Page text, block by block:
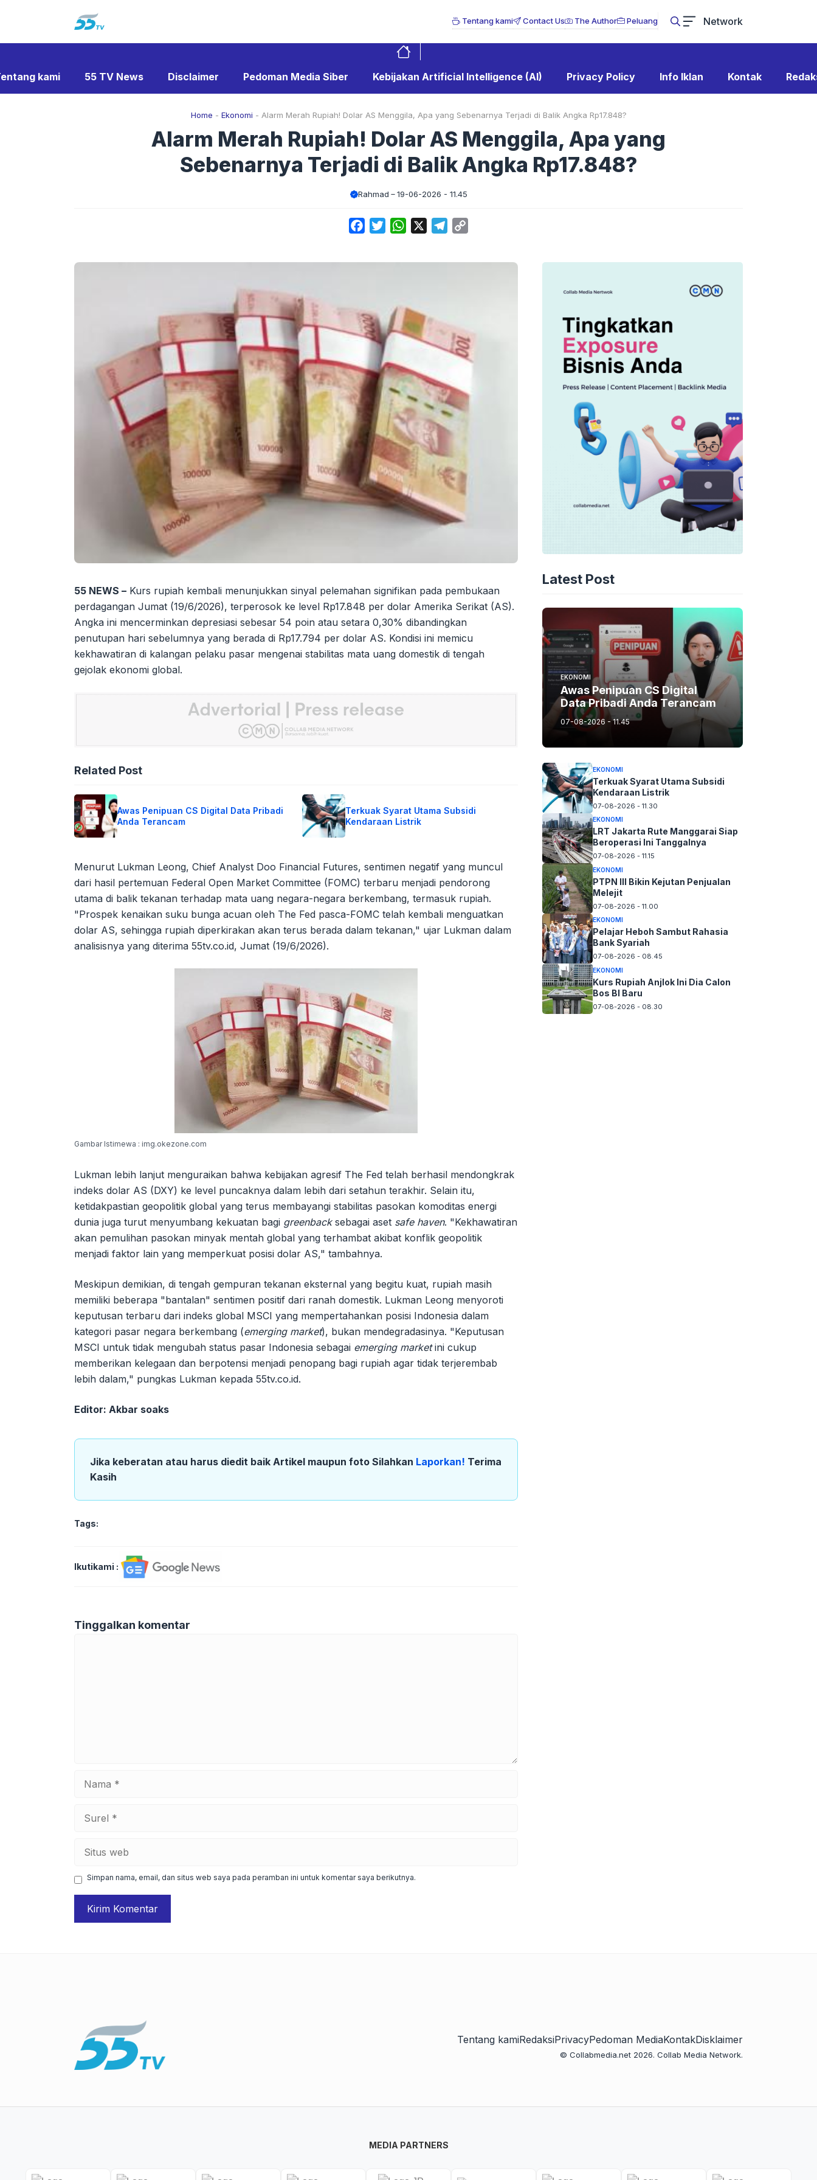
Tentang kami Contact Us The Author Peluang Network
kami 55 TV News Disclaimer Pedoman Media Siber Kebijakan Artificial Intelligence (AI) Privacy Policy Info Iklan Kontak
Home - Ekonomi - Alarm Merah Rupiah! Dolar AS Menggila, Apa yang Sebenarnya Terjadi di Balik Angka Rp17.848?
Alarm Merah Rupiah! Dolar AS Menggila, Apa yang
Sebenarnya Terjadi di Balik Angka Rp17.848?
Rahmad 19-06-2026 - 11.45
FacebookTwitterWhatsApp Telegram
55 NEWS – Kurs rupiah kembali menunjukkan sinyal pelemahan signifikan pada pembukaan
perdagangan Jumat (19/6/2026), terperosok ke level Rp17.848 per dolar Amerika Serikat (AS).
Angka ini mencerminkan depresiasi sebesar 54 poin atau setara 0,30% dibandingkan
penutupan hari sebelumnya yang berada di Rp17.794 per dolar AS. Kondisi ini memicu
kekhawatiran di kalangan pelaku pasar mengenai stabilitas mata uang domestik di tengah
gejolak ekonomi global.
Related Post
Awas Penipuan CS Digital Data Pribadi
Anda Terancam
Terkuak Syarat Utama Subsidi
Kendaraan Listrik
Menurut Lukman Leong, Chief Analyst Doo Financial Futures, sentimen negatif yang muncul
dari hasil pertemuan Federal Open Market Committee (FOMC) terbaru menjadi pendorong
utama di balik tekanan terhadap mata uang negara-negara berkembang, termasuk rupiah.
"Prospek kenaikan suku bunga acuan oleh The Fed pasca-FOMC telah kembali menguatkan
dolar AS, sehingga rupiah diperkirakan akan terus berada dalam tekanan," ujar Lukman dalam
analisisnya yang diterima 55tv.co.id, Jumat (19/6/2026).
Gambar Istimewa : img.okezone.com
Lukman lebih lanjut menguraikan bahwa kebijakan agresif The Fed telah berhasil mendongkrak
indeks dolar AS (DXY) ke level puncaknya dalam lebih dari setahun terakhir. Selain itu,
ketidakpastian geopolitik global yang terus membayangi stabilitas pasokan komoditas energi
dunia juga turut menyumbang kekuatan bagi greenbacksebagai aset safe haven. "Kekhawatiran
akan pemulihan pasokan minyak mentah global yang terhambat akibat konflik geopolitik
menjadi faktor lain yang memperkuat posisi dolar AS," tambahnya.
Meskipun demikian, di tengah gempuran tekanan eksternal yang begitu kuat, rupiah masih
memiliki beberapa "bantalan" sentimen positif dari ranah domestik. Lukman Leong menyoroti
keputusan terbaru dari indeks global MSCI yang mempertahankan posisi Indonesia dalam
kategori pasar negara berkembang (emerging market), bukan mendegradasinya. "Keputusan
MSCI untuk tidak mengubah status pasar Indonesia sebagai emerging marketini cukup
memberikan kelegaan dan berpotensi menjadi penopang bagi rupiah agar tidak terjerembab
lebih dalam," pungkas Lukman kepada 55tv.co.id.
Editor: Akbar soaks
Jika keberatan atau harus diedit baik Artikel maupun foto Silahkan Laporkan! Terima
Kasih
Tags:
Ikutikami :
Tinggalkan komentar
web
Simpan nama, email, dan situs web saya pada peramban ini untuk komentar saya berikutnya.
Latest Post
EKONOMI
Awas Penipuan CS Digital
Data Pribadi Anda Terancam
07-08-2026 - 11.45
EKONOMI
Terkuak Syarat Utama Subsidi
Kendaraan Listrik
07-08-2026 - 11.30
EKONOMI
LRT Jakarta Rute Manggarai Siap
Beroperasi Ini Tanggalnya
07-08-2026 - 11.15
EKONOMI
PTPN III Bikin Kejutan Penjualan
Melejit
07-08-2026 - 11.00
EKONOMI
Pelajar Heboh Sambut Rahasia
Bank Syariah
07-08-2026 - 08.45
EKONOMI
Kurs Rupiah Anjlok Ini Dia Calon
Bos BI Baru
07-08-2026 - 08.30
Tentang kamiRedaksiPrivacyPedoman MediaKontakDisklaimer
© Collabmedia.net 2026. Collab Media Network.
MEDIA PARTNERS